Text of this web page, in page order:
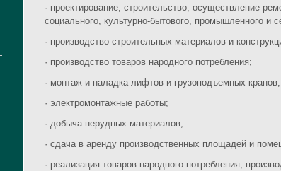
· проектирование, строительство, осуществление
социального, культурно-бытового, промышленного и
· производство строительных материалов и
· производство товаров народного потребления;
· монтаж и наладка лифтов и грузоподъемных кранов;
· электромонтажные работы;
· добыча нерудных материалов;
· сдача в аренду производственных площадей и
· реализация товаров народного потребления,